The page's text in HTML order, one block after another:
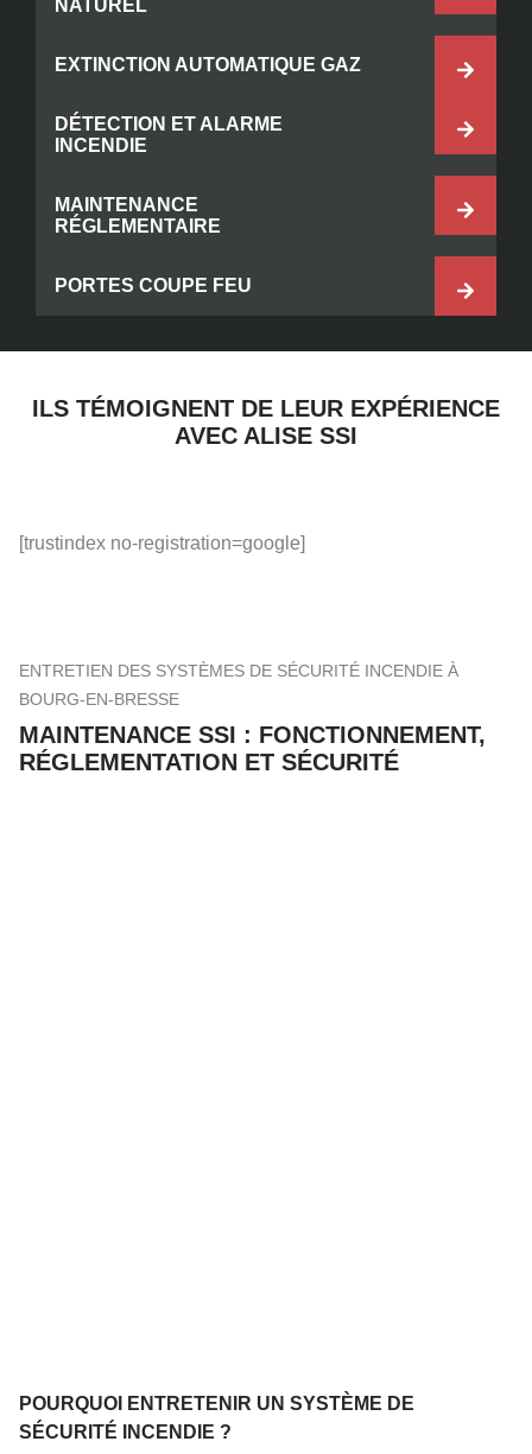
NATUREL
EXTINCTION AUTOMATIQUE GAZ
DÉTECTION ET ALARME
INCENDIE
MAINTENANCE
RÉGLEMENTAIRE
PORTES COUPE FEU
ILS TÉMOIGNENT DE LEUR EXPÉRIENCE
AVEC ALISE SSI
[trustindex no-registration=google]
ENTRETIEN DES SYSTÈMES DE SÉCURITÉ INCENDIE À
BOURG-EN-BRESSE
MAINTENANCE SSI : FONCTIONNEMENT,
RÉGLEMENTATION ET SÉCURITÉ
POURQUOI ENTRETENIR UN SYSTÈME DE
SÉCURITÉ INCENDIE ?